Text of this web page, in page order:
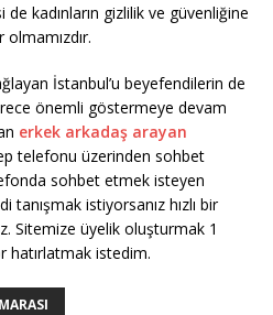
kadınların gizlilik ve güvenliğine
İstanbul’u beyefendilerin de
önemli göstermeye devam
erkek arkadaş arayan
telefonu üzerinden sohbet
sohbet etmek isteyen
tanışmak istiyorsanız hızlı bir
Sitemize üyelik oluşturmak 1
hatırlatmak istedim.